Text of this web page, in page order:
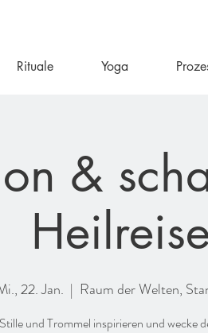
Rituale Yoga
&
22. Jan.
  |
Raum der Welten,
und Trommel inspirieren und wecke